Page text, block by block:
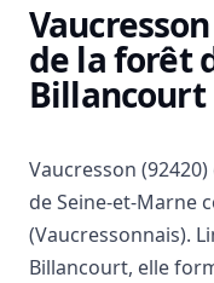
de la forêt
Billancourt
Vaucresson
de Seine-et-Marne
(Vaucressonnais).
Billancourt, elle